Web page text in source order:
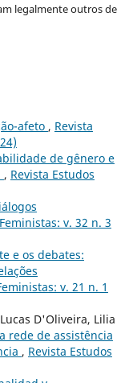
legalmente outros de
afeto , Revista
de gênero e
, Revista Estudos
v. 32 n. 3
e os debates:
v. 21 n. 1
D'Oliveira, Lilia
rede de assistência
, Revista Estudos